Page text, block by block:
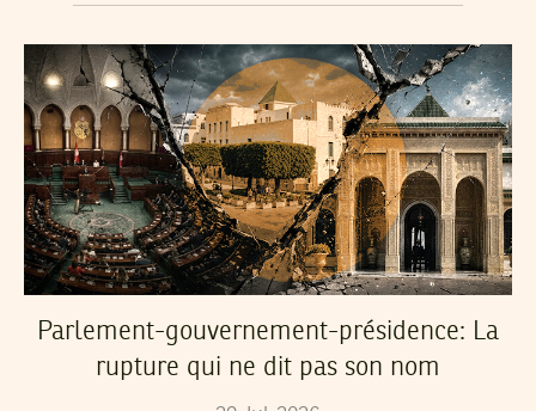
Parlement-gouvernement-présidence: La
rupture qui ne dit pas son nom